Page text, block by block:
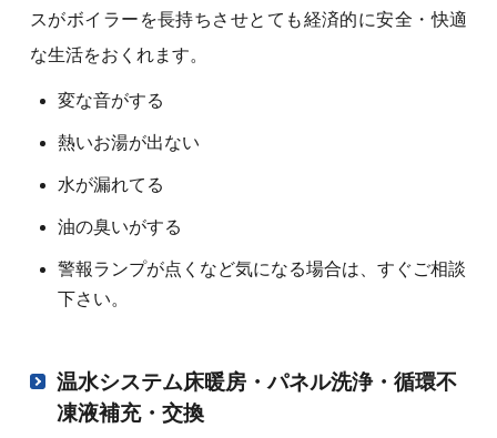
スがボイラーを長持ちさせとても経済的に安全・快適
な生活をおくれます。
変な音がする
熱いお湯が出ない
水が漏れてる
油の臭いがする
警報ランプが点くなど気になる場合は、すぐご相談
下さい。
温水システム床暖房・パネル洗浄・循環不
凍液補充・交換